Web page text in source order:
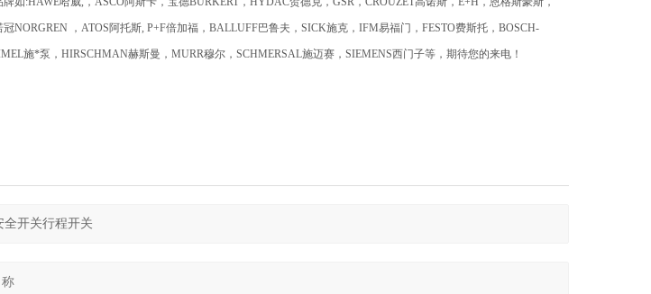
NORGREN ，ATOS阿托斯, P+F倍加福，BALLUFF巴鲁夫，SICK施克，IFM易福门，FESTO费斯托，BOSCH-
施*泵，HIRSCHMAN赫斯曼，MURR穆尔，SCHMERSAL施迈赛，SIEMENS西门子等，期待您的来电！